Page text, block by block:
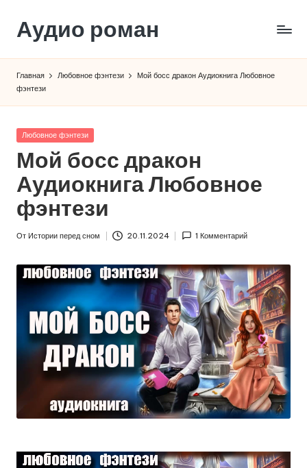
Перейти
содержимому
Аудио роман
Главная Любовное фэнтези
Мой босс дракон Аудиокнига Любовное
фэнтези
Опубликовано
Любовное фэнтези
Мой босс дракон
Аудиокнига Любовное
фэнтези
От Истории перед сном 20.11.2024 1 Комментарий